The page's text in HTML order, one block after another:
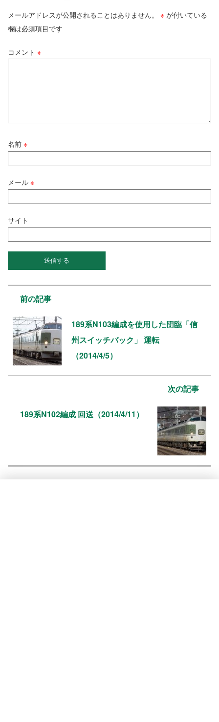
メールアドレスが公開されることはありません。 ※が付いている
欄は必須項目です
コメント ※
名前※
メール※
サイト
前の記事
189系N103編成を使用した団臨「信
州スイッチバック」 運転
（2014/4/5）
次の記事
189系N102編成 回送（2014/4/11）